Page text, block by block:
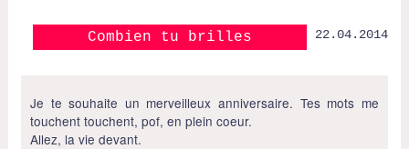
Combien tu brilles 22.04.2014
Je te souhaite un merveilleux anniversaire. Tes mots me
touchent touchent, pof, en plein coeur.
Allez, la vie devant.